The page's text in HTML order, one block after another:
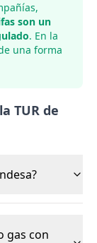
son un
. En la
una forma
TUR de
gas con